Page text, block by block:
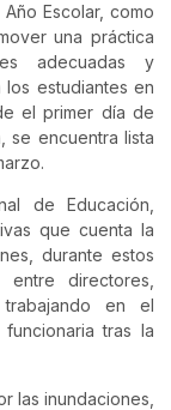
Escolar, como
una práctica
adecuadas y
estudiantes en
el primer día de
se encuentra lista
de Educación,
que cuenta la
durante estos
directores,
en el
tras la
las inundaciones,